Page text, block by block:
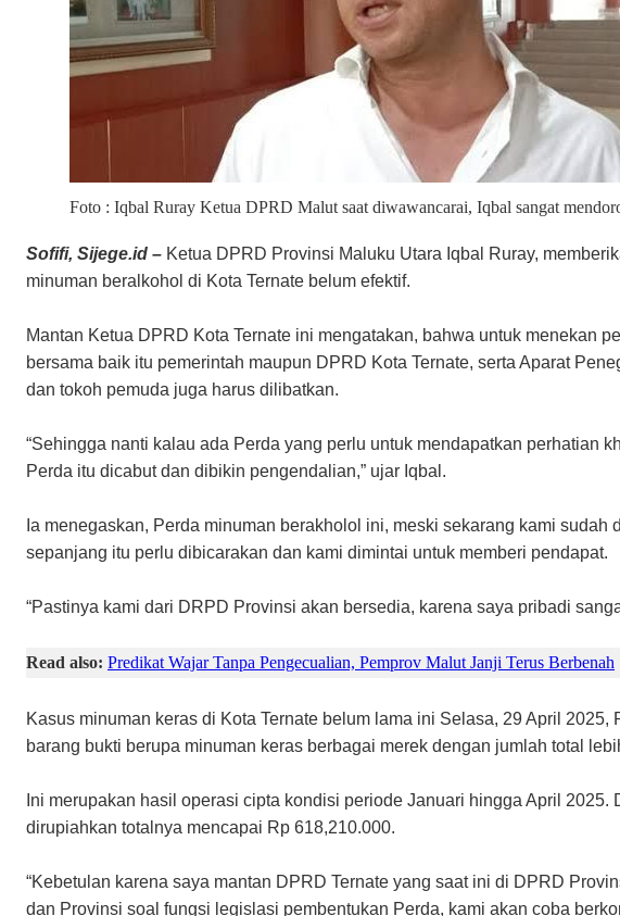
Foto : Iqbal Ruray Ketua DPRD Malut saat diwawancarai, Iqbal sangat
Sofifi, Sijege.id – Ketua DPRD Provinsi Maluku Utara Iqbal Ruray,
minuman beralkohol di Kota Ternate belum efektif.
Mantan Ketua DPRD Kota Ternate ini mengatakan, bahwa untuk menekan
bersama baik itu pemerintah maupun DPRD Kota Ternate, serta Aparat
dan tokoh pemuda juga harus dilibatkan.
“Sehingga nanti kalau ada Perda yang perlu untuk mendapatkan perhatian
Perda itu dicabut dan dibikin pengendalian,” ujar Iqbal.
Ia menegaskan, Perda minuman berakholol ini, meski sekarang kami
sepanjang itu perlu dibicarakan dan kami dimintai untuk memberi pendapat.
“Pastinya kami dari DRPD Provinsi akan bersedia, karena saya pribadi
Read also: Predikat Wajar Tanpa Pengecualian, Pemprov Malut Janji Terus Berbenah
Kasus minuman keras di Kota Ternate belum lama ini Selasa, 29 April
barang bukti berupa minuman keras berbagai merek dengan jumlah total
Ini merupakan hasil operasi cipta kondisi periode Januari hingga April
dirupiahkan totalnya mencapai Rp 618,210.000.
“Kebetulan karena saya mantan DPRD Ternate yang saat ini di DPRD
dan Provinsi soal fungsi legislasi pembentukan Perda, kami akan coba